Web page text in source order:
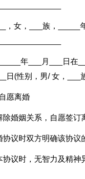
，女，___族，_____
年___月___日在
日(性别，男/ 女，___
愿离婚
婚姻关系，自愿签订
协议时双方明确该协议
协议时，无智力及精